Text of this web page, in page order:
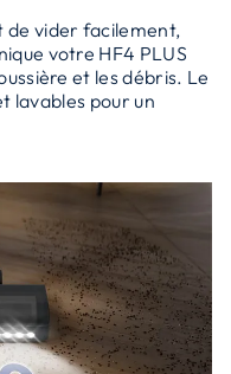
de vider facilement,
votre HF4 PLUS
et les débris. Le
lavables pour un